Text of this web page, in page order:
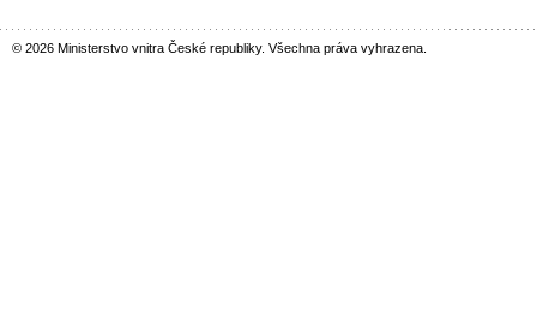
© 2026 Ministerstvo vnitra České republiky. Všechna práva vyhrazena.